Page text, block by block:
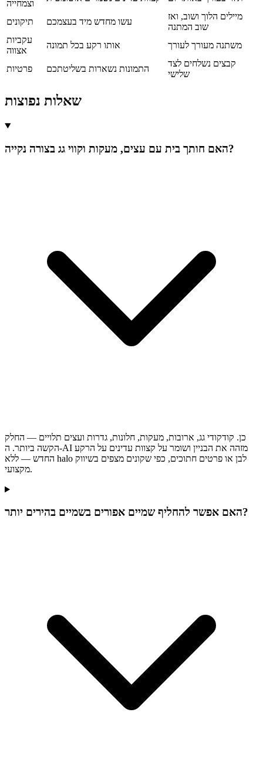
וצמחייה
תיקונים עשו מחדש מיד בעצמכם
מיילים הלוך ושוב, ואז
שוב המתנה
עקביות
אצווה
אותו רקע בכל תמונה משתנה מעורך לעורך
פרטיות התמונות נשארות בשליטתכם
קבצים נשלחים לצד
שלישי
שאלות נפוצות
האם חותך בית עם עצים, מעקות וקווי גג בצורה נקייה?
כן. קודקודי גג, ארובות, מעקות, חלונות, גדרות ועצים תלויים — החלק
הקשה ביותר. ה-AI מזהה את הבניין ושומר על קצוות עדינים על הרקע
החדש — ללא halo לבן או פרטים חתוכים, כפי שקונים מצפים בשיווק
מקצועי.
האם אפשר להחליף שמיים אפורים בשמיים בהירים יותר?